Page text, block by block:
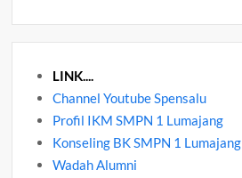
LINK....
Channel Youtube Spensalu
Profil IKM SMPN 1 Lumajang
Konseling BK SMPN 1 Lumajang
Wadah Alumni